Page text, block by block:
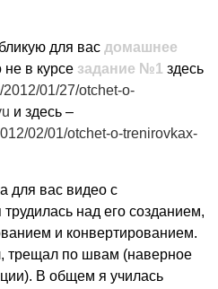
для вас домашнее
не в курсе задание №1 здесь
01/27/otchet-o-
и здесь –
02/01/otchet-o-trenirovkax-
для вас видео с
над его созданием,
и конвертированием.
трещал по швам (наверное
В общем я училась